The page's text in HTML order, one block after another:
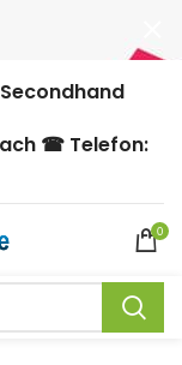
☎ Telefon:
0